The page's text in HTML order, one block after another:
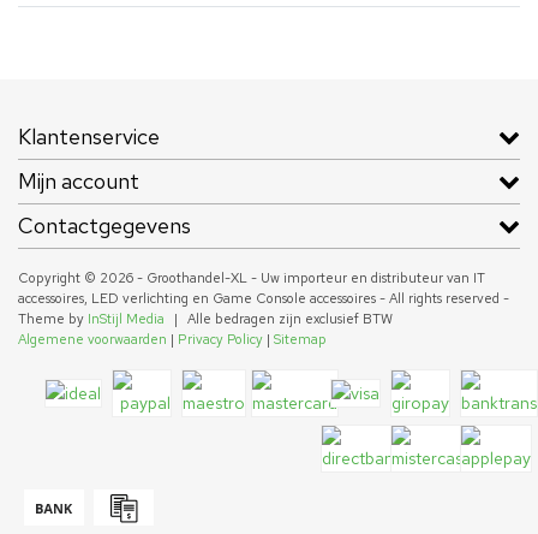
Klantenservice
Mijn account
Contactgegevens
Copyright © 2026 - Groothandel-XL - Uw importeur en distributeur van IT
accessoires, LED verlichting en Game Console accessoires - All rights reserved -
Theme by InStijl Media |
Alle bedragen zijn exclusief BTW
Algemene voorwaarden | Privacy Policy | Sitemap